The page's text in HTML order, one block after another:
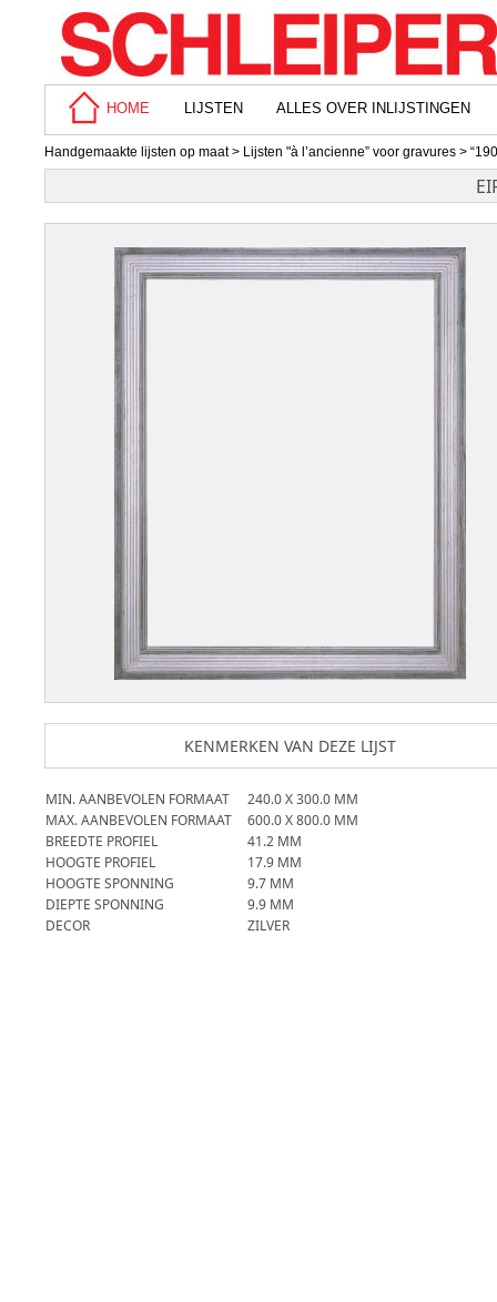
HOME LIJSTEN ALLES OVER INLIJSTINGEN
Handgemaakte lijsten op maat> Lijsten "à l’ancienne” voor gravures >
KENMERKEN VAN DEZE LIJST
MIN. AANBEVOLEN FORMAAT 240.0X300.0 MM
MAX. AANBEVOLEN FORMAAT
600.0X800.0 MM
BREEDTE PROFIEL
41.2 MM
HOOGTE PROFIEL
17.9 MM
HOOGTE SPONNING
9.7 MM
DIEPTE SPONNING
9.9 MM
DECOR
ZILVER